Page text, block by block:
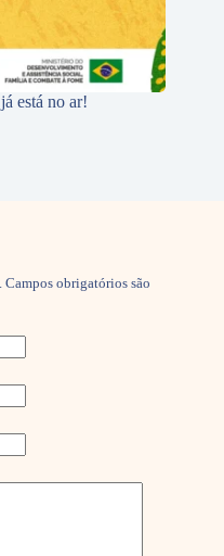
está no ar!
Campos obrigatórios são